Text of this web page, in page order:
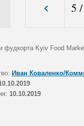
5 /
фудкорта Kyiv Food
Иван Коваленко/
10.10.2019